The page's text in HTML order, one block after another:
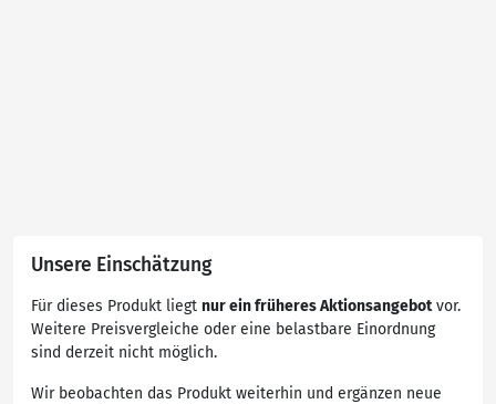
Unsere Einschätzung
Für dieses Produkt liegt nur ein früheres Aktionsangebotvor.
Weitere Preisvergleiche oder eine belastbare Einordnung
sind derzeit nicht möglich.
Wir beobachten das Produkt weiterhin und ergänzen neue